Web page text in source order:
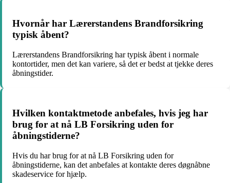
Hvornår har Lærerstandens Brandforsikring
typisk åbent?
Lærerstandens Brandforsikring har typisk åbent i normale
kontortider, men det kan variere, så det er bedst at tjekke deres
åbningstider.
Hvilken kontaktmetode anbefales, hvis jeg har
brug for at nå LB Forsikring uden for
åbningstiderne?
Hvis du har brug for at nå LB Forsikring uden for
åbningstiderne, kan det anbefales at kontakte deres døgnåbne
skadeservice for hjælp.